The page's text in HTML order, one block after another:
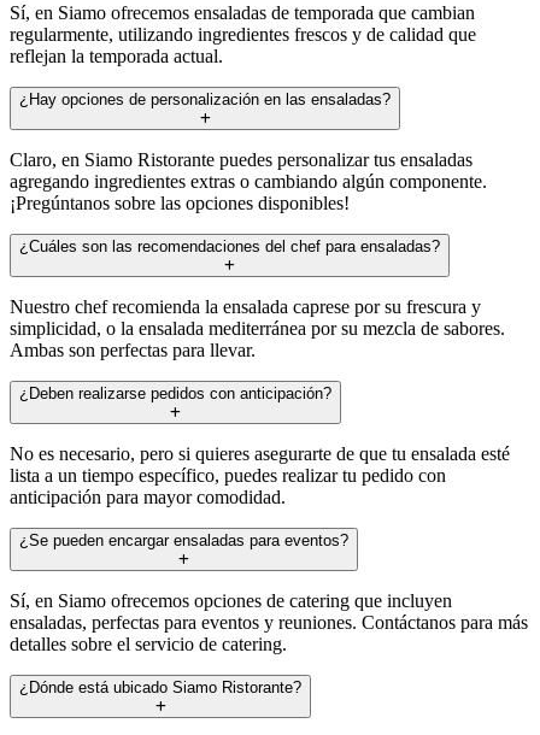
Sí, en Siamo ofrecemos ensaladas de temporada que cambian
regularmente, utilizando ingredientes frescos y de calidad que
reflejan la temporada actual.
¿Hay opciones de personalización en las ensaladas?
Claro, en Siamo Ristorante puedes personalizar tus ensaladas
agregando ingredientes extras o cambiando algún componente.
¡Pregúntanos sobre las opciones disponibles!
¿Cuáles son las recomendaciones del chef para ensaladas?
Nuestro chef recomienda la ensalada caprese por su frescura y
simplicidad, o la ensalada mediterránea por su mezcla de sabores.
Ambas son perfectas para llevar.
¿Deben realizarse pedidos con anticipación?
No es necesario, pero si quieres asegurarte de que tu ensalada esté
lista a un tiempo específico, puedes realizar tu pedido con
anticipación para mayor comodidad.
¿Se pueden encargar ensaladas para eventos?
Sí, en Siamo ofrecemos opciones de catering que incluyen
ensaladas, perfectas para eventos y reuniones. Contáctanos para más
detalles sobre el servicio de catering.
¿Dónde está ubicado Siamo Ristorante?